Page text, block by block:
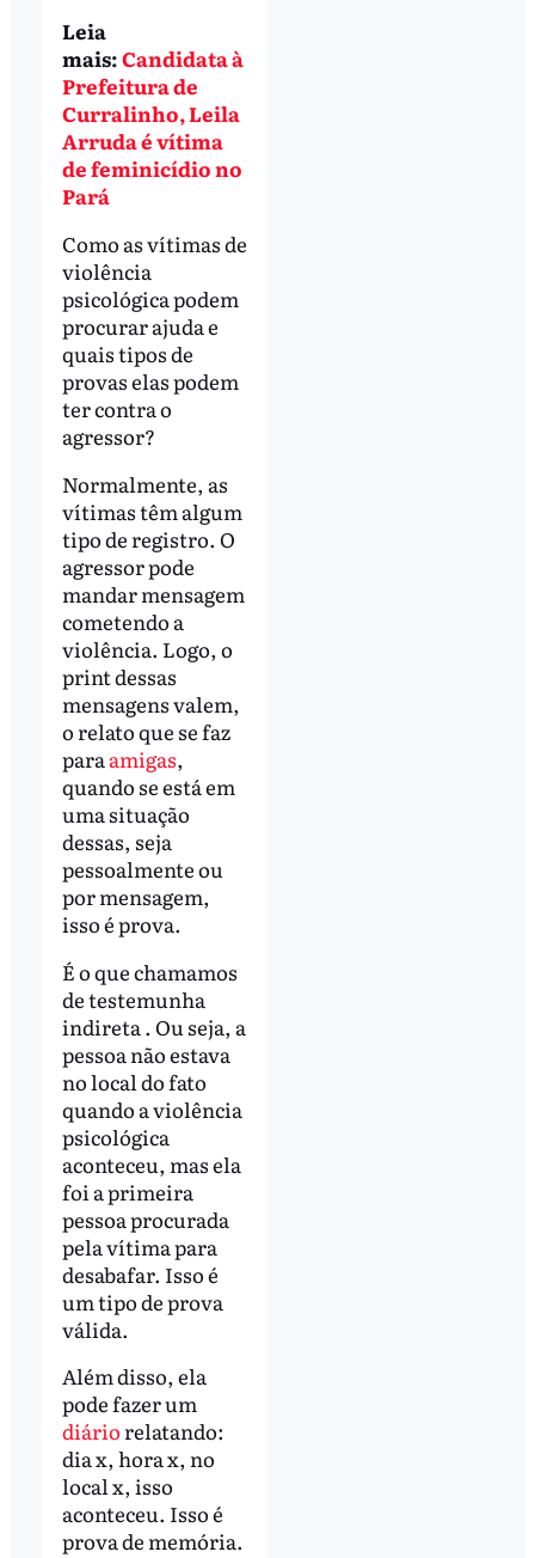
Leia
mais:Candidata à
Prefeitura de
Curralinho, Leila
Arruda é vítima
de feminicídio no
Pará
Como as vítimas de
violência
psicológica podem
procurar ajuda e
quais tipos de
provas elas podem
ter contra o
agressor?
Normalmente, as
vítimas têm algum
tipo de registro. O
agressor pode
mandar mensagem
cometendo a
violência. Logo, o
print dessas
mensagens valem,
o relato que se faz
para amigas,
quando se está em
uma situação
dessas, seja
pessoalmente ou
por mensagem,
isso é prova.
É o que chamamos
de testemunha
indireta . Ou seja, a
pessoa não estava
no local do fato
quando a violência
psicológica
aconteceu, mas ela
foi a primeira
pessoa procurada
pela vítima para
desabafar. Isso é
um tipo de prova
válida.
Além disso, ela
pode fazer um
diário relatando:
dia x, hora x, no
local x, isso
aconteceu. Isso é
prova de memória.